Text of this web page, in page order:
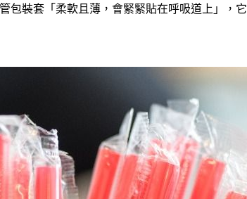
裝套「柔軟且薄，會緊緊貼在呼吸道上」，